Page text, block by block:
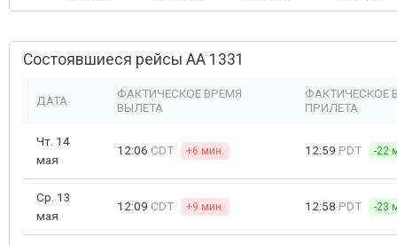
Состоявшиеся рейсы AA 1331
ДАТА
ФАКТИЧЕСКОЕ ВРЕМЯ
ВЫЛЕТА
ФАКТИЧЕСКОЕ
ПРИЛЕТА
Чт. 14
мая
12:06 CDT +6 мин. 12:59 PDT -22
Ср. 13
мая
12:09 CDT +9 мин. 12:58 PDT -23